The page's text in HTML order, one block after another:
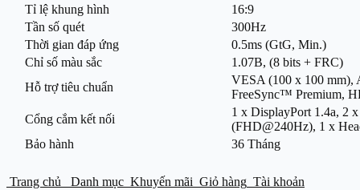
Tỉ lệ khung hình
16:9
Tần số quét
300Hz
Thời gian đáp ứng
0.5ms (GtG, Min.)
Chỉ số màu sắc
1.07B, (8 bits + FRC)
Hỗ trợ tiêu chuẩn
VESA (100 x 100 mm),
FreeSync™ Premium,
Cổng cắm kết nối
1 x DisplayPort 1.4a, 2
(FHD@240Hz), 1 x
Bảo hành
36 Tháng
Trang chủ Danh mục Khuyến mãi Giỏ hàng Tài khoản